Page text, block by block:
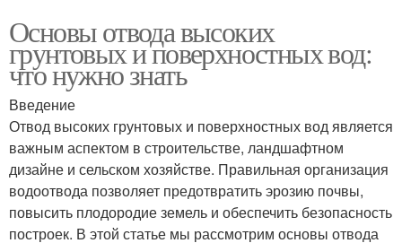
Основы отвода высоких
грунтовых и поверхностных вод:
что нужно знать
Введение
Отвод высоких грунтовых и поверхностных вод является
важным аспектом в строительстве, ландшафтном
дизайне и сельском хозяйстве. Правильная организация
водоотвода позволяет предотвратить эрозию почвы,
повысить плодородие земель и обеспечить безопасность
построек. В этой статье мы рассмотрим основы отвода